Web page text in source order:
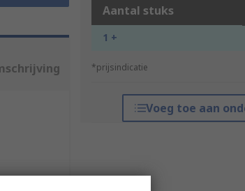
Aantal stuks
1 +
*prijsindicatie
Voeg toe aan